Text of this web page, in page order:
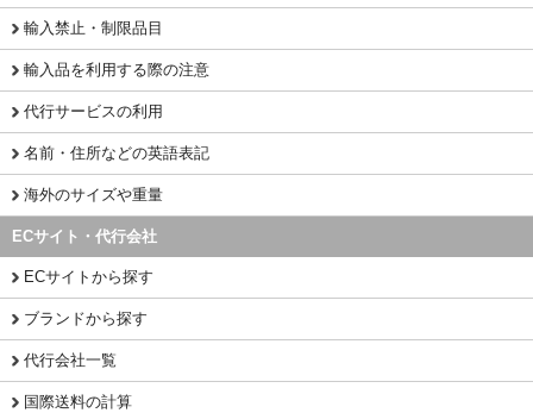
輸入禁止・制限品目
輸入品を利用する際の注意
代行サービスの利用
名前・住所などの英語表記
海外のサイズや重量
ECサイト・代行会社
ECサイトから探す
ブランドから探す
代行会社一覧
国際送料の計算